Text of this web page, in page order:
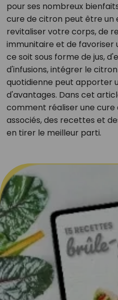
pour ses nombreux
cure de citron peut être un
revitaliser votre corps, de
immunitaire et de favoriser
ce soit sous forme de jus,
d'infusions, intégrer le
quotidienne peut apporter
d'avantages. Dans cet
comment réaliser une cure
associés, des recettes et
en tirer le meilleur parti.